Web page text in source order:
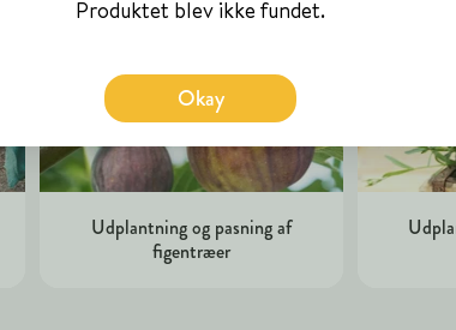
Udplantning og pasning af
figentræer
Produktet blev ikke fundet.
Okay